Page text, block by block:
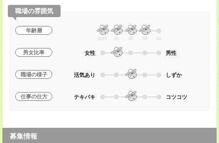
職場の雰囲気
年齢層
20代 30 40 50 60
男女比率 女性 男性
職場の様子 活気あり しずか
仕事の仕方 テキパキ コツコツ
募集情報